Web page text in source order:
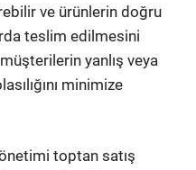
ve ürünlerin doğru
teslim edilmesini
yanlış veya
minimize
toptan satış